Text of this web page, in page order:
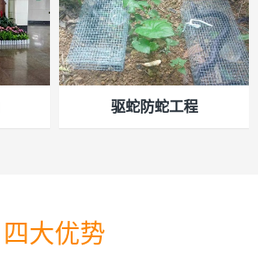
驱蛇防蛇工程
四大优势